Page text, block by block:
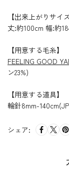
【出来上がりサイズ
丈:約100cm 幅:約
【用意する毛糸】
FEELING GOOD
ン23%)
【用意する道具】
輪針8mm-
シェア: